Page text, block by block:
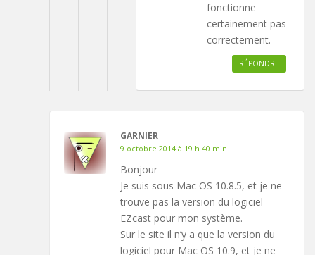
fonctionne
certainement pas
correctement.
RÉPONDRE
GARNIER
9 octobre 2014 à 19 h 40 min
Bonjour
Je suis sous Mac OS 10.8.5, et je ne
trouve pas la version du logiciel
EZcast pour mon système.
Sur le site il n’y a que la version du
logiciel pour Mac OS 10.9, et je ne